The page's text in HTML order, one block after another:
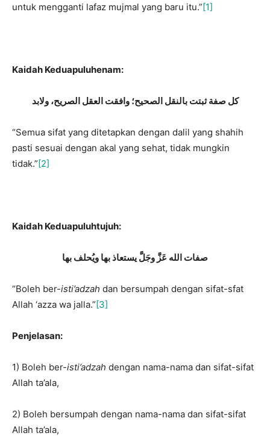
untuk mengganti lafaz mujmal yang baru itu.”[1]
Kaidah Keduapuluhenam:
كل صفة ثبتت بالنقل الصحيح؛ وافقت العقل الصريح، ولابد
“Semua sifat yang ditetapkan dengan dalil yang shahih
pasti sesuai dengan akal yang sehat, tidak mungkin
tidak.”[2]
Kaidah Keduapuluhtujuh:
صفات الله عَزَّ وجَلَّ يستعاذ بها ويُحلف بها
“Boleh ber-isti’adzah dan bersumpah dengan sifat-sfat
Allah ‘azza wa jalla.”[3]
Penjelasan:
1) Boleh ber-isti’adzah dengan nama-nama dan sifat-sifat
Allah ta’ala,
2) Boleh bersumpah dengan nama-nama dan sifat-sifat
Allah ta’ala,